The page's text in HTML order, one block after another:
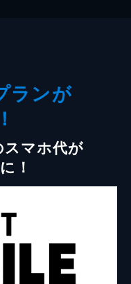
ランが
マホ代が
！